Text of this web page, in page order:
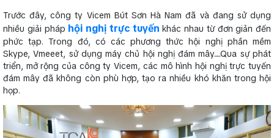
Trước đây, công ty Vicem Bút Sơn Hà Nam đã và đang sử dụng
nhiều giải pháp hội nghị trực tuyến khác nhau từ đơn giản đến
phức tạp. Trong đó, có các phương thức hội nghị phần mềm
Skype, Vmeeet, sử dụng máy chủ hội nghị đám mây.....Qua sự phát
triển, mở rộng của công ty Vicem, các mô hình hội nghị trực tuyến
đám mây đã không còn phù hợp, tạo ra nhiều khó khăn trong hội
họp.